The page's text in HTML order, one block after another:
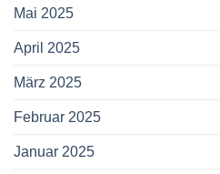
Mai 2025
April 2025
März 2025
Februar 2025
Januar 2025